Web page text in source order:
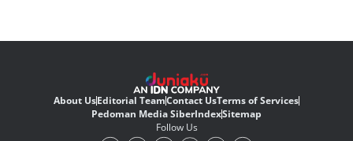
About UsEditorial TeamContact UsTerms of Services
Pedoman Media SiberIndexSitemap
Follow Us